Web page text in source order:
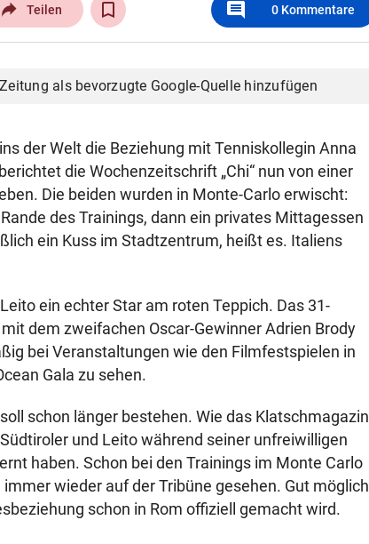
Teilen comment 0 Kommentare
als bevorzugte Google-Quelle hinzufügen
der Welt die Beziehung mit Tenniskollegin Anna
die Wochenzeitschrift „Chi“ nun von einer
Die beiden wurden in Monte-Carlo erwischt:
des Trainings, dann ein privates Mittagessen
ein Kuss im Stadtzentrum, heißt es. Italiens
ein echter Star am roten Teppich. Das 31-
dem zweifachen Oscar-Gewinner Adrien Brody
bei Veranstaltungen wie den Filmfestspielen in
Gala zu sehen.
schon länger bestehen. Wie das Klatschmagazin
und Leito während seiner unfreiwilligen
haben. Schon bei den Trainings im Monte Carlo
wieder auf der Tribüne gesehen. Gut möglich
schon in Rom offiziell gemacht wird.